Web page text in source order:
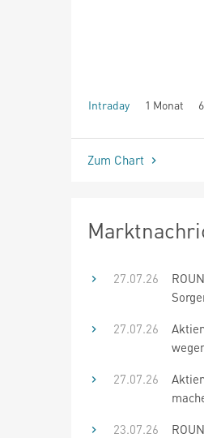
Intraday 1 Monat
seit Beginn
Zum Chart
27.07.26
27.07.26
27.07.26
23.07.26